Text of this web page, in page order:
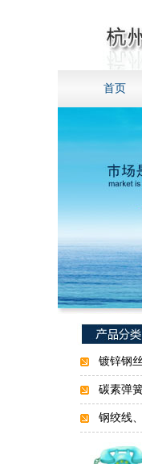
首页
镀锌钢丝
碳素弹
钢绞线